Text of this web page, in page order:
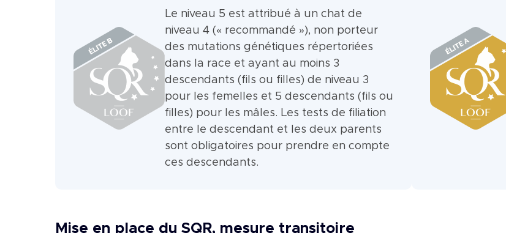
Le niveau 5 est attribué à un chat de
niveau 4 (« recommandé »), non porteur
des mutations génétiques répertoriées
dans la race et ayant au moins 3
descendants (fils ou filles) de niveau 3
pour les femelles et 5 descendants (fils ou
filles) pour les mâles. Les tests de filiation
entre le descendant et les deux parents
sont obligatoires pour prendre en compte
ces descendants.
Mise en place du SQR, mesure transitoire